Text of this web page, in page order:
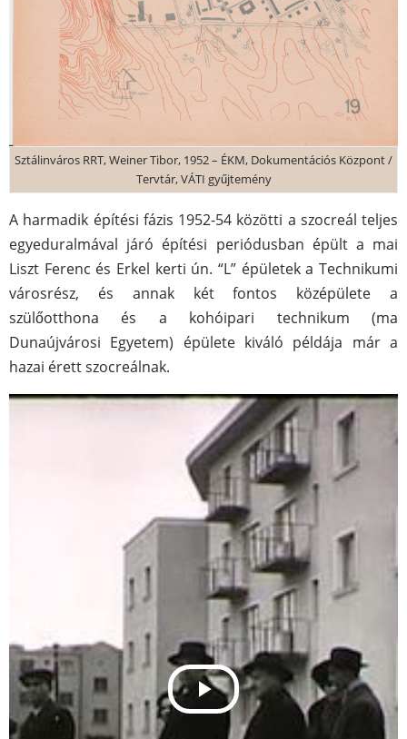
Sztálinváros RRT, Weiner Tibor, 1952 – ÉKM, Dokumentációs Központ /
Tervtár, VÁTI gyűjtemény
A harmadik építési fázis 1952-54 közötti a szocreál teljes
egyeduralmával járó építési periódusban épült a mai
Liszt Ferenc és Erkel kerti ún. “L” épületek a Technikumi
városrész, és annak két fontos középülete a
szülőotthona és a kohóipari technikum (ma
Dunaújvárosi Egyetem) épülete kiváló példája már a
hazai érett szocreálnak.